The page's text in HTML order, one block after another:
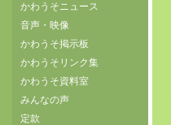
かわうそニュース
音声・映像
かわうそ掲示板
かわうそリンク集
かわうそ資料室
みんなの声
定款